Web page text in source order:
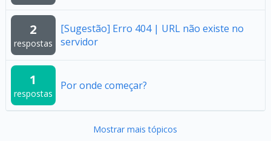
2
respostas
[Sugestão] Erro 404 | URL não existe no
servidor
1
respostas
Por onde começar?
Mostrar mais tópicos